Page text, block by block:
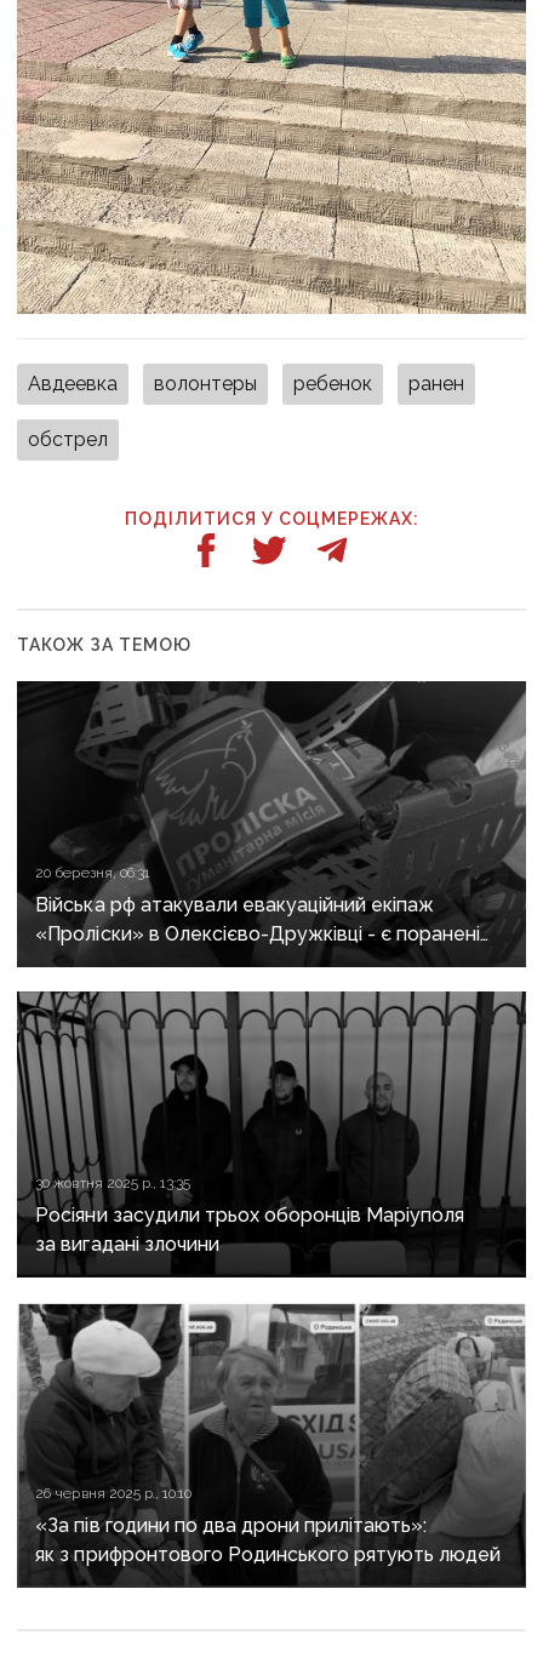
Авдеевка волонтеры ребенок ранен
обстрел
ПОДІЛИТИСЯ У СОЦМЕРЕЖАХ:
ТАКОЖ ЗА ТЕМОЮ
20 березня, 06:31
Війська рф атакували евакуаційний екіпаж
«Проліски» в Олексієво-Дружківці - є поранені
та загибла
30 жовтня 2025 р., 13:35
Росіяни засудили трьох оборонців Маріуполя
за вигадані злочини
26 червня 2025 р., 10:10
«За пів години по два дрони прилітають»:
як з прифронтового Родинського рятують людей